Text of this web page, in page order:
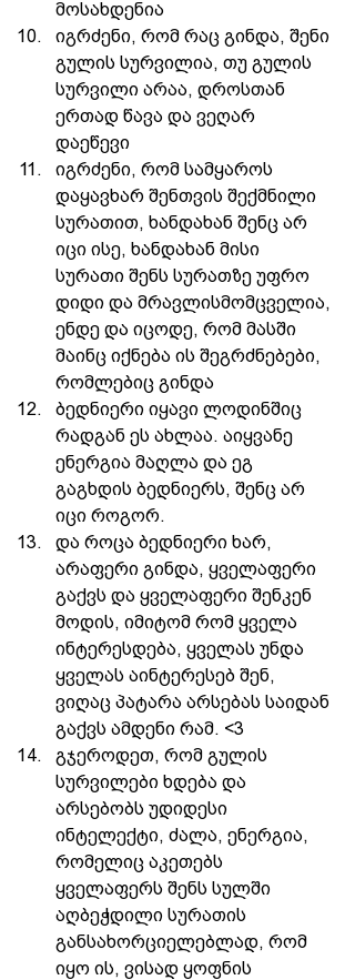
მოსახდენია
იგრძენი, რომ რაც გინდა, შენი
გულის სურვილია, თუ გულის
სურვილი არაა, დროსთან
ერთად წავა და ვეღარ
დაეწევი
იგრძენი, რომ სამყაროს
დაყავხარ შენთვის შექმნილი
სურათით, ხანდახან შენც არ
იცი ისე, ხანდახან მისი
სურათი შენს სურათზე უფრო
დიდი და მრავლისმომცველია,
ენდე და იცოდე, რომ მასში
მაინც იქნება ის შეგრძნებები,
რომლებიც გინდა
ბედნიერი იყავი ლოდინშიც
რადგან ეს ახლაა. აიყვანე
ენერგია მაღლა და ეგ
გაგხდის ბედნიერს, შენც არ
იცი როგორ.
და როცა ბედნიერი ხარ,
არაფერი გინდა, ყველაფერი
გაქვს და ყველაფერი შენკენ
მოდის, იმიტომ რომ ყველა
ინტერესდება, ყველას უნდა
ყველას აინტერესებ შენ,
ვიღაც პატარა არსებას საიდან
გაქვს ამდენი რამ. <3
გჯეროდეთ, რომ გულის
სურვილები ხდება და
არსებობს უდიდესი
ინტელექტი, ძალა, ენერგია,
რომელიც აკეთებს
ყველაფერს შენს სულში
აღბეჭდილი სურათის
განსახორციელებლად, რომ
იყო ის, ვისად ყოფნის